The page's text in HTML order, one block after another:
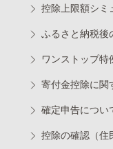
控除上限額シミ
ふるさと納税後
ワンストップ特
寄付金控除に関
確定申告につい
控除の確認（住